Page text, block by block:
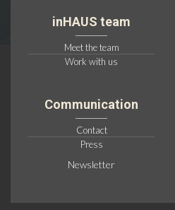
inHAUS team
Meet the team
Work with us
Communication
Contact
Press
Newsletter